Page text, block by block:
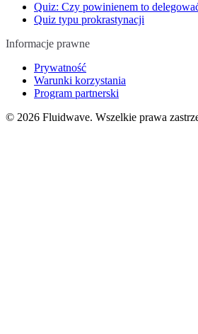
Quiz: Czy powinienem to
Quiz typu prokrastynacji
Informacje prawne
Prywatność
Warunki korzystania
Program partnerski
© 2026 Fluidwave. Wszelkie prawa